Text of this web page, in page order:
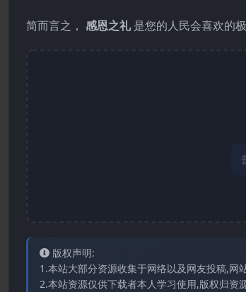
简而言之， 感恩之礼是您的人民会喜欢的
版权声明:
1.本站大部分资源收集于网络以及网友投稿,网
2.本站资源仅供下载者本人学习使用,版权归资